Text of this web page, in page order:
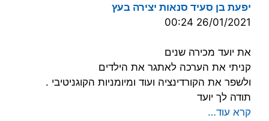
יפעת בן סעיד סנאות יצירה בעץ
26/01/2021 00:24
את יועד מכירה שנים
קניתי את הערכה לאתגר את הילדים
ולשפר את הקורדינציה ועוד ומיומניות הקוגניטיבי .
תודה לך יועד
קרא עוד…